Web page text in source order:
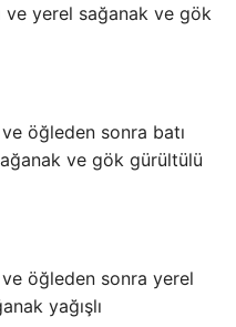
ve yerel sağanak ve gök
öğleden sonra batı
ve gök gürültülü
öğleden sonra yerel
yağışlı